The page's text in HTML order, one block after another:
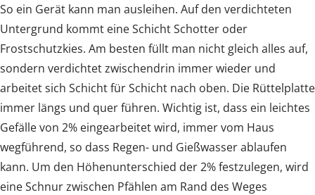
So ein Gerät kann man ausleihen. Auf den verdichteten
Untergrund kommt eine Schicht Schotter oder
Frostschutzkies. Am besten füllt man nicht gleich alles auf,
sondern verdichtet zwischendrin immer wieder und
arbeitet sich Schicht für Schicht nach oben. Die Rüttelplatte
immer längs und quer führen. Wichtig ist, dass ein leichtes
Gefälle von 2% eingearbeitet wird, immer vom Haus
wegführend, so dass Regen- und Gießwasser ablaufen
kann. Um den Höhenunterschied der 2% festzulegen, wird
eine Schnur zwischen Pfählen am Rand des Weges